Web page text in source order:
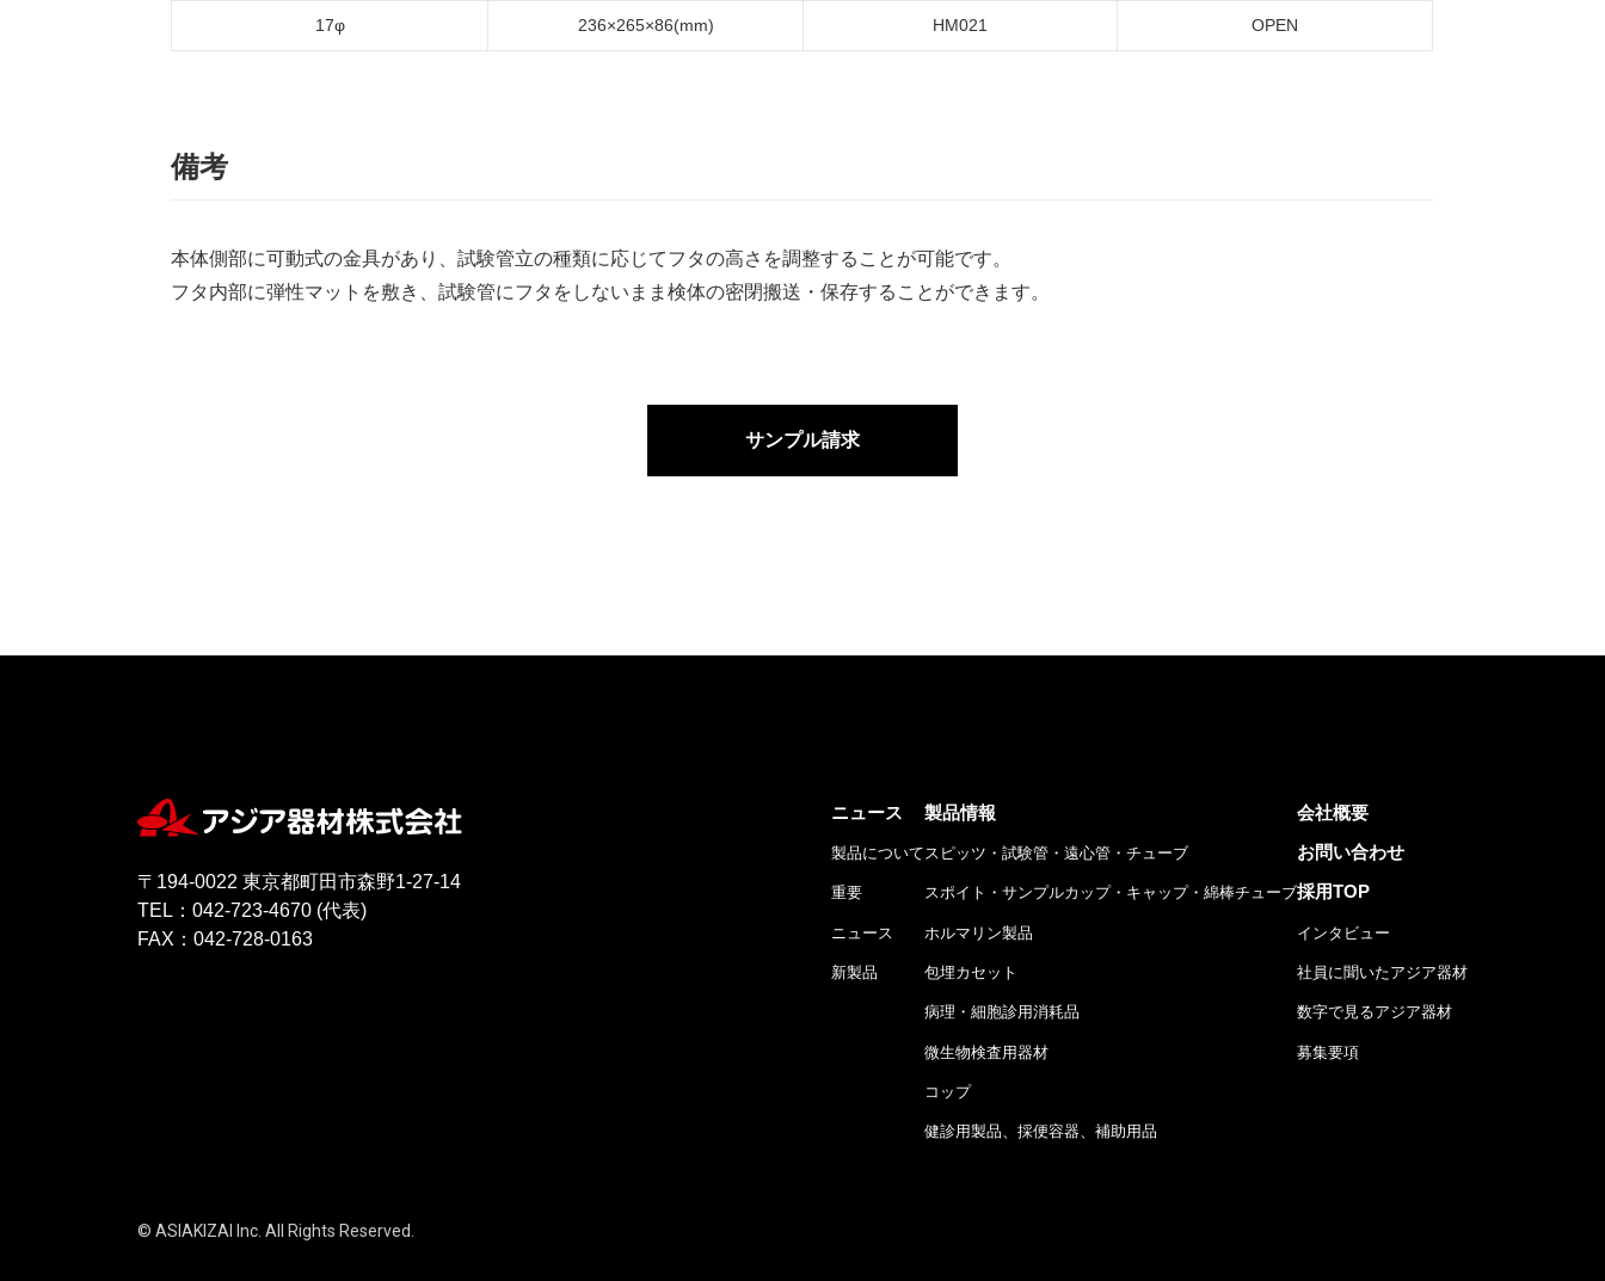
17φ 236×265×86(mm) HM021 OPEN
備考
本体側部に可動式の金具があり、試験管立の種類に応じてフタの高さを調整することが可能です。
フタ内部に弾性マットを敷き、試験管にフタをしないまま検体の密閉搬送・保存することができます。
サンプル請求
〒194-0022 東京都町田市森野1-27-14
TEL：042-723-4670 (代表)
FAX：042-728-0163
ニュース
製品について
重要
ニュース
新製品
製品情報
スピッツ・試験管・遠心管・チューブ
スポイト・サンプルカップ・キャップ・綿棒チューブ
ホルマリン製品
包埋カセット
病理・細胞診用消耗品
微生物検査用器材
コップ
健診用製品、採便容器、補助用品
会社概要
お問い合わせ
採用TOP
インタビュー
社員に聞いたアジア器材
数字で見るアジア器材
募集要項
© ASIAKIZAI Inc. All Rights Reserved.